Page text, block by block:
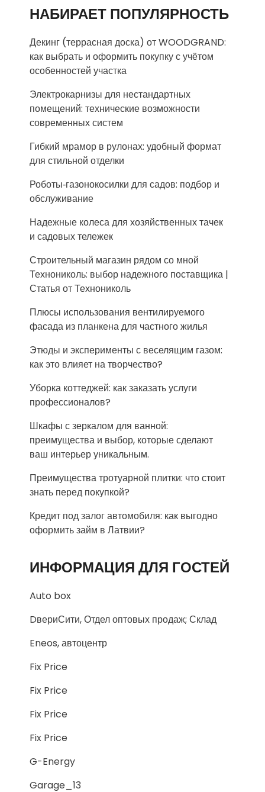
НАБИРАЕТ ПОПУЛЯРНОСТЬ
Декинг (террасная доска) от WOODGRAND:
как выбрать и оформить покупку с учётом
особенностей участка
Электрокарнизы для нестандартных
помещений: технические возможности
современных систем
Гибкий мрамор в рулонах: удобный формат
для стильной отделки
Роботы‑газонокосилки для садов: подбор и
обслуживание
Надежные колеса для хозяйственных тачек
и садовых тележек
Строительный магазин рядом со мной
Технониколь: выбор надежного поставщика |
Статья от Технониколь
Плюсы использования вентилируемого
фасада из планкена для частного жилья
Этюды и эксперименты с веселящим газом:
как это влияет на творчество?
Уборка коттеджей: как заказать услуги
профессионалов?
Шкафы с зеркалом для ванной:
преимущества и выбор, которые сделают
ваш интерьер уникальным.
Преимущества тротуарной плитки: что стоит
знать перед покупкой?
Кредит под залог автомобиля: как выгодно
оформить займ в Латвии?
ИНФОРМАЦИЯ ДЛЯ ГОСТЕЙ
Auto box
DвериСити, Отдел оптовых продаж; Склад
Eneos, автоцентр
Fix Price
Fix Price
Fix Price
Fix Price
G-Energy
Garage_13